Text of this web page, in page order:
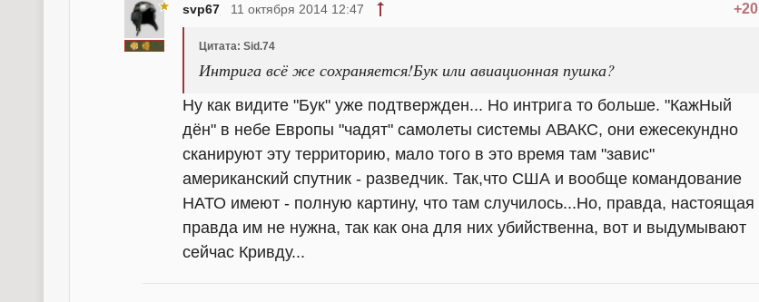
svp67 +20
11 октября 2014 12:47
Цитата: Sid.74
Интрига всё же сохраняется!Бук или авиационная пушка?
Ну как видите "Бук" уже подтвержден... Но интрига то больше. "КажНый
дён" в небе Европы "чадят" самолеты системы АВАКС, они ежесекундно
сканируют эту территорию, мало того в это время там "завис"
американский спутник - разведчик. Так,что США и вообще командование
НАТО имеют - полную картину, что там случилось...Но, правда, настоящая
правда им не нужна, так как она для них убийственна, вот и выдумывают
сейчас Кривду...